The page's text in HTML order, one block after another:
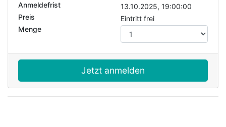
Anmeldefrist
13.10.2025, 19:00:00
Preis
Eintritt frei
Menge
Jetzt anmelden